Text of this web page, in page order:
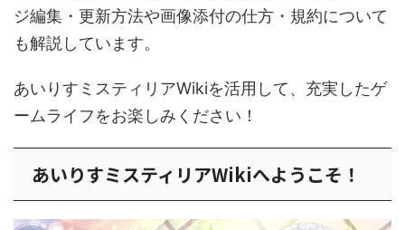
ジ編集・更新方法や画像添付の仕方・規約について
も解説しています。
あいりすミスティリアWikiを活用して、充実したゲ
ームライフをお楽しみください！
あいりすミスティリアWikiへようこそ！